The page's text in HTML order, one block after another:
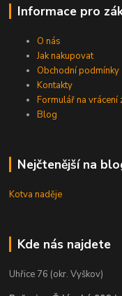
Informace pro
O nás
Jak nakupovat
Obchodní podmínky
Kontakty
Formulář na vrácení
Blog
Nejčtenější na
Kotva naděje
Kde nás najdete
Uhřice 76 (okr. Vyškov)